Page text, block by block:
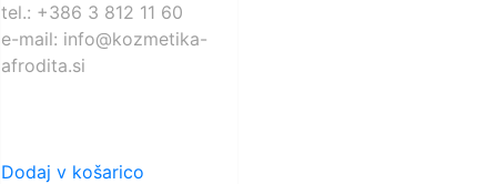
tel.: +386 3 812 11 60
e-mail: info@kozmetika-
afrodita.si
Dodaj v košarico